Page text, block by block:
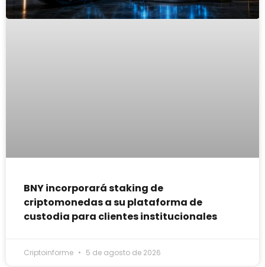
BNY incorporará staking de
criptomonedas a su plataforma de
custodia para clientes institucionales
Criptoinforme 5 de agosto de 2026